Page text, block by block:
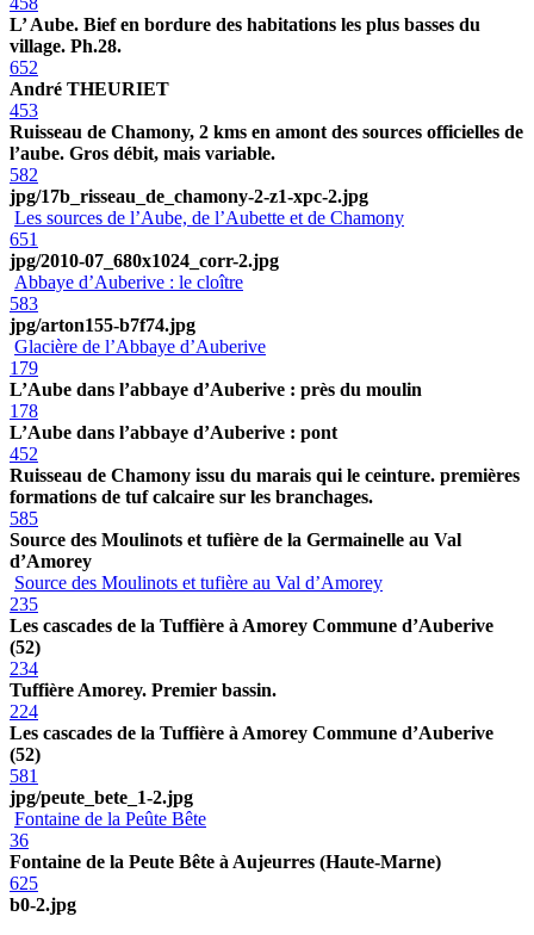
L’ Aube. Bief en bordure des habitations les plus basses du
village. Ph.28.
652
André THEURIET
453
Ruisseau de Chamony, 2 kms en amont des sources officielles de
l’aube. Gros débit, mais variable.
582
jpg/17b_risseau_de_chamony-2-z1-xpc-2.jpg
Les sources de l’Aube, de l’Aubette et de Chamony
651
jpg/2010-07_680x1024_corr-2.jpg
Abbaye d’Auberive : le cloître
583
jpg/arton155-b7f74.jpg
Glacière de l’Abbaye d’Auberive
179
L’Aube dans l’abbaye d’Auberive : près du moulin
178
L’Aube dans l’abbaye d’Auberive : pont
452
Ruisseau de Chamony issu du marais qui le ceinture. premières
formations de tuf calcaire sur les branchages.
585
Source des Moulinots et tufière de la Germainelle au Val
d’Amorey
Source des Moulinots et tufière au Val d’Amorey
235
Les cascades de la Tuffière à Amorey Commune d’Auberive
(52)
234
Tuffière Amorey. Premier bassin.
224
Les cascades de la Tuffière à Amorey Commune d’Auberive
(52)
581
jpg/peute_bete_1-2.jpg
Fontaine de la Peûte Bête
36
Fontaine de la Peute Bête à Aujeurres (Haute-Marne)
625
b0-2.jpg